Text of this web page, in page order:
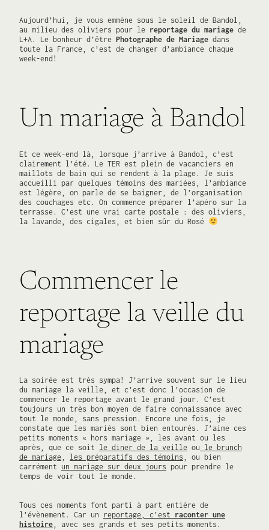
Aujourd’hui, je vous emmène sous le soleil de Bandol,
au milieu des oliviers pour le reportage du mariage de
L+A. Le bonheur d’être Photographe de Mariage dans
toute la France, c’est de changer d’ambiance chaque
week-end!
Un mariage à Bandol
Et ce week-end là, lorsque j’arrive à Bandol, c’est
clairement l’été. Le TER est plein de vacanciers en
maillots de bain qui se rendent à la plage. Je suis
accueilli par quelques témoins des mariées, l’ambiance
est légère, on parle de se baigner, de l’organisation
des couchages etc. On commence préparer l’apéro sur la
terrasse. C’est une vrai carte postale : des oliviers,
la lavande, des cigales, et bien sûr du Rosé
Commencer le
reportage la veille du
mariage
La soirée est très sympa! J’arrive souvent sur le lieu
du mariage la veille, et c’est donc l’occasion de
commencer le reportage avant le grand jour. C’est
toujours un très bon moyen de faire connaissance avec
tout le monde, sans pression. Encore une fois, je
constate que les mariés sont bien entourés. J’aime ces
petits moments « hors mariage », les avant ou les
après, que ce soit le diner de la veille ou le brunch
de mariage, les préparatifs des témoins , ou bien
carrément un mariage sur deux jours pour prendre le
temps de voir tout le monde.
Tous ces moments font parti à part entière de
l’évènement. Car un reportage, c’est raconter une
histoire, avec ses grands et ses petits moments.